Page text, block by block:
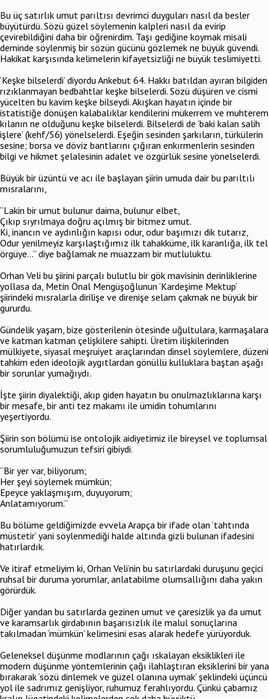
Bu üç satırlık umut parıltısı devrimci duyguları nasıl da besler
büyütürdü. Sözü güzel söylemenin kalpleri nasıl da evirip
çevirebildiğini daha bir öğrenirdim. Taşı gediğine koymak misali
deminde söylenmiş bir sözün gücünü gözlemek ne büyük güvendi.
Hakikat karşısında kelimelerin kifayetsizliği ne büyük teslimiyetti.
‘Keşke bilselerdi’ diyordu Ankebut 64. Hakkı batıldan ayıran bilgiden
rızıklanmayan bedbahtlar keşke bilselerdi. Sözü düşüren ve cismi
yücelten bu kavim keşke bilseydi. Akışkan hayatın içinde bir
istatistiğe dönüşen kalabalıklar kendilerini mükerrem ve muhterem
kılanın ne olduğunu keşke bilselerdi. Bilselerdi de ‘baki kalan salih
işlere’ (kehf/56) yönelselerdi. Eşeğin sesinden şarkıların, türkülerin
sesine; borsa ve döviz bantlarını çığıran enkırmenlerin sesinden
bilgi ve hikmet şelalesinin adalet ve özgürlük sesine yönelselerdi.
Büyük bir üzüntü ve acı ile başlayan şiirin umuda dair bu parıltılı
mısralarını,
“Lakin bir umut bulunur daima, bulunur elbet,
Çıkıp sıyrılmaya doğru açılmış bir bitmez umut.
Ki, inancın ve aydınlığın kapısı odur, odur başımızı dik tutarız,
Odur yenilmeyiz karşılaştığımız ilk tahakküme, ilk karanlığa, ilk tel
örgüye…” diye bağlamak ne muazzam bir mutluluktu.
Orhan Veli bu şiirini parçalı bulutlu bir gök mavisinin derinliklerine
yollasa da, Metin Önal Mengüşoğlunun ‘Kardeşime Mektup’
şiirindeki mısralarla dirilişe ve direnişe selam çakmak ne büyük bir
gururdu.
Gündelik yaşam, bize gösterilenin ötesinde uğultulara, karmaşalara
ve katman katman çelişkilere sahipti. Üretim ilişkilerinden
mülkiyete, siyasal meşruiyet araçlarından dinsel söylemlere, düzeni
tahkim eden ideolojik aygıtlardan gönüllü kulluklara baştan aşağı
bir sorunlar yumağıydı.
İşte şiirin diyalektiği, akıp giden hayatın bu onulmazlıklarına karşı
bir mesafe, bir anti tez makamı ile ümidin tohumlarını
yeşertiyordu.
Şiirin son bölümü ise ontolojik aidiyetimiz ile bireysel ve toplumsal
sorumluluğumuzun tefsiri gibiydi.
“Bir yer var, biliyorum;
Her şeyi söylemek mümkün;
Epeyce yaklaşmışım, duyuyorum;
Anlatamıyorum.”
Bu bölüme geldiğimizde evvela Arapça bir ifade olan ‘tahtında
müstetir’ yani söylenmediği halde altında gizli bulunan ifadesini
hatırlardık.
Ve itiraf etmeliyim ki, Orhan Veli’nin bu satırlardaki duruşunu geçici
ruhsal bir duruma yorumlar, anlatabilme olumsallığını daha yakın
görürdük.
Diğer yandan bu satırlarda gezinen umut ve çaresizlik ya da umut
ve karamsarlık girdabının başarısızlık ile malul sonuçlarına
takılmadan ‘mümkün’ kelimesini esas alarak hedefe yürüyorduk.
Geleneksel düşünme modlarının çağı ıskalayan eksiklikleri ile
modern düşünme yöntemlerinin çağı ilahlaştıran eksiklerini bir yana
bırakarak ‘sözü dinlemek ve güzel olanına uymak’ şeklindeki üçüncü
yol ile sadrımız genişliyor, ruhumuz ferahlıyordu. Çünkü çabamız